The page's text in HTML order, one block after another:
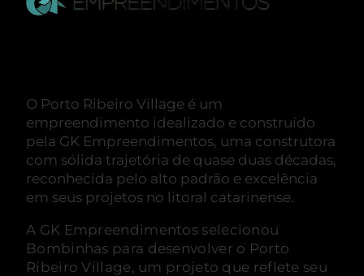
O Porto Ribeiro Village é um
empreendimento idealizado e construído
pela GK Empreendimentos, uma construtora
com sólida trajetória de quase duas décadas,
reconhecida pelo alto padrão e excelência
em seus projetos no litoral catarinense.
A GK Empreendimentos selecionou
Bombinhas para desenvolver o Porto
Ribeiro Village, um projeto que reflete seu